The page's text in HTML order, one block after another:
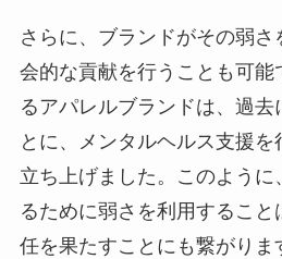
さらに、ブランドがその弱
会的な貢献を行うことも可能
るアパレルブランドは、過去
とに、メンタルヘルス支援
立ち上げました。このように
るために弱さを利用するこ
任を果たすことにも繋がりま